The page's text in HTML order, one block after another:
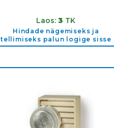
Laos:3 TK
Hindade nägemiseks ja
tellimiseks palun logige sisse